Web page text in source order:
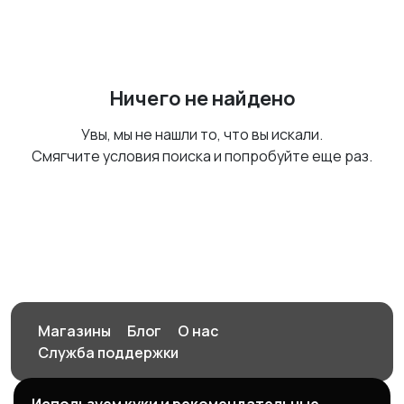
Ничего не найдено
Увы, мы не нашли то, что вы искали.
Смягчите условия поиска и попробуйте еще раз.
Магазины Блог
О нас
Служба поддержки